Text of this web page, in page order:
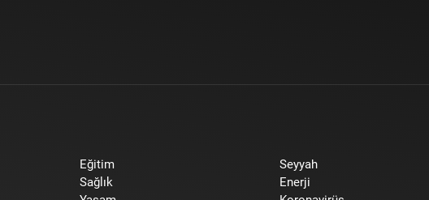
Eğitim
Sağlık
Seyyah
Enerji